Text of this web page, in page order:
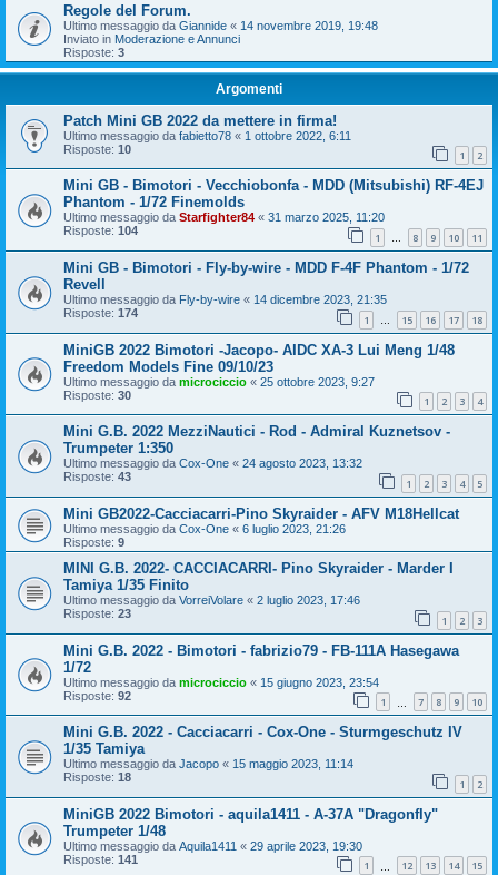
Regole del Forum.
Ultimo messaggio da Giannide « 14 novembre 2019, 19:48
Inviato in Moderazione e Annunci
Risposte: 3
Argomenti
Patch Mini GB 2022 da mettere in firma!
Ultimo messaggio da fabietto78 « 1 ottobre 2022, 6:11
Risposte: 10 1 2
Mini GB - Bimotori - Vecchiobonfa - MDD (Mitsubishi) RF-4EJ
Phantom - 1/72 Finemolds
Ultimo messaggio da Starfighter84 « 31 marzo 2025, 11:20
Risposte: 104 1 … 8 9 10 11
Mini GB - Bimotori - Fly-by-wire - MDD F-4F Phantom - 1/72
Revell
Ultimo messaggio da Fly-by-wire « 14 dicembre 2023, 21:35
Risposte: 174 1 … 15 16 17 18
MiniGB 2022 Bimotori -Jacopo- AIDC XA-3 Lui Meng 1/48
Freedom Models Fine 09/10/23
Ultimo messaggio da microciccio « 25 ottobre 2023, 9:27
Risposte: 30 1 2 3 4
Mini G.B. 2022 MezziNautici - Rod - Admiral Kuznetsov -
Trumpeter 1:350
Ultimo messaggio da Cox-One « 24 agosto 2023, 13:32
Risposte: 43 1 2 3 4 5
Mini GB2022-Cacciacarri-Pino Skyraider - AFV M18Hellcat
Ultimo messaggio da Cox-One « 6 luglio 2023, 21:26
Risposte: 9
MINI G.B. 2022- CACCIACARRI- Pino Skyraider - Marder I
Tamiya 1/35 Finito
Ultimo messaggio da VorreiVolare « 2 luglio 2023, 17:46
Risposte: 23 1 2 3
Mini G.B. 2022 - Bimotori - fabrizio79 - FB-111A Hasegawa
1/72
Ultimo messaggio da microciccio « 15 giugno 2023, 23:54
Risposte: 92 1 7 8 9 10
Mini G.B. 2022 - Cacciacarri - Cox-One - Sturmgeschutz IV
1/35 Tamiya
Ultimo messaggio da Jacopo « 15 maggio 2023, 11:14
Risposte: 18 1 2
MiniGB 2022 Bimotori - aquila1411 - A-37A "Dragonfly"
Trumpeter 1/48
Ultimo messaggio da Aquila1411 « 29 aprile 2023, 19:30
Risposte: 141 1 12 13 14 15